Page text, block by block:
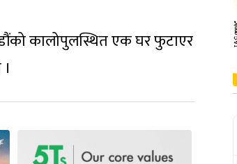
कालोपुलस्थित एक घर फुटाएर